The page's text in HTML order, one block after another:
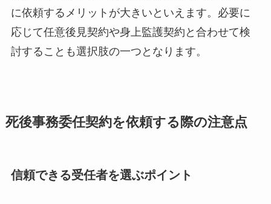
に依頼するメリットが大きいといえます。必要に
応じて任意後見契約や身上監護契約と合わせて検
討することも選択肢の一つとなります。
死後事務委任契約を依頼する際の注意点
信頼できる受任者を選ぶポイント